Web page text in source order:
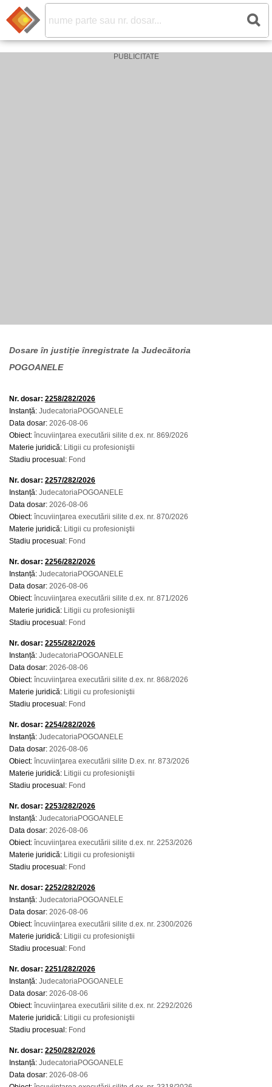
Dosare în justiție înregistrate la Judecătoria
POGOANELE
Nr. dosar: 2258/282/2026
Instanță: JudecatoriaPOGOANELE
Data dosar: 2026-08-06
Obiect: încuviinţarea executării silite d.ex. nr. 869/2026
Materie juridică: Litigii cu profesioniştii
Stadiu procesual: Fond
Nr. dosar: 2257/282/2026
Instanță: JudecatoriaPOGOANELE
Data dosar: 2026-08-06
Obiect: încuviinţarea executării silite d.ex. nr. 870/2026
Materie juridică: Litigii cu profesioniştii
Stadiu procesual: Fond
Nr. dosar: 2256/282/2026
Instanță: JudecatoriaPOGOANELE
Data dosar: 2026-08-06
Obiect: încuviinţarea executării silite d.ex. nr. 871/2026
Materie juridică: Litigii cu profesioniştii
Stadiu procesual: Fond
Nr. dosar: 2255/282/2026
Instanță: JudecatoriaPOGOANELE
Data dosar: 2026-08-06
Obiect: încuviinţarea executării silite d.ex. nr. 868/2026
Materie juridică: Litigii cu profesioniştii
Stadiu procesual: Fond
Nr. dosar: 2254/282/2026
Instanță: JudecatoriaPOGOANELE
Data dosar: 2026-08-06
Obiect: încuviinţarea executării silite D.ex. nr. 873/2026
Materie juridică: Litigii cu profesioniştii
Stadiu procesual: Fond
Nr. dosar: 2253/282/2026
Instanță: JudecatoriaPOGOANELE
Data dosar: 2026-08-06
Obiect: încuviinţarea executării silite d.ex. nr. 2253/2026
Materie juridică: Litigii cu profesioniştii
Stadiu procesual: Fond
Nr. dosar: 2252/282/2026
Instanță: JudecatoriaPOGOANELE
Data dosar: 2026-08-06
Obiect: încuviinţarea executării silite d.ex. nr. 2300/2026
Materie juridică: Litigii cu profesioniştii
Stadiu procesual: Fond
Nr. dosar: 2251/282/2026
Instanță: JudecatoriaPOGOANELE
Data dosar: 2026-08-06
Obiect: încuviinţarea executării silite d.ex. nr. 2292/2026
Materie juridică: Litigii cu profesioniştii
Stadiu procesual: Fond
Nr. dosar: 2250/282/2026
Instanță: JudecatoriaPOGOANELE
Data dosar: 2026-08-06